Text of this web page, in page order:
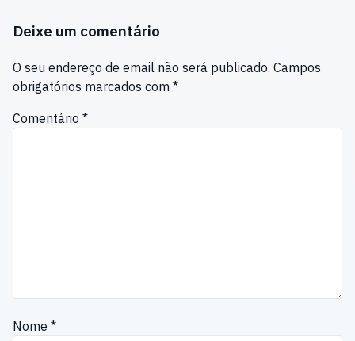
Deixe um comentário
O seu endereço de email não será publicado. Campos
obrigatórios marcados com *
Comentário *
Nome *